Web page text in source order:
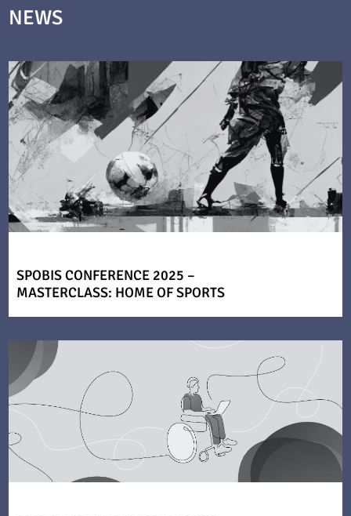
NEWS
SPOBIS CONFERENCE 2025 –
MASTERCLASS: HOME OF SPORTS